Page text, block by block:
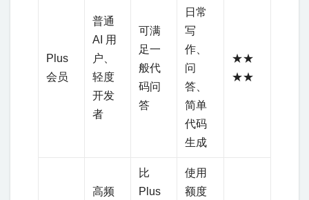
Plus
会员
普通
AI 用
户、
轻度
开发
者
可满
足一
般代
码问
答
日常
写
作、
问
答、
简单
代码
生成
★★
★★
高频
比
Plus
使用
额度